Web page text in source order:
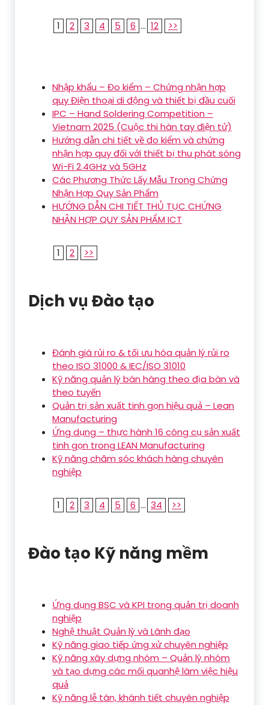
1 2 3 4 5 6 ... 12 >>
Nhập khẩu – Đo kiểm – Chứng nhận hợp
quy Điện thoại di động và thiết bị đầu cuối
IPC – Hand Soldering Competition –
Vietnam 2025 (Cuộc thi hàn tay điện tử)
Hướng dẫn chi tiết về đo kiểm và chứng
nhận hợp quy đối với thiết bị thu phát sóng
Wi-Fi 2.4GHz và 5GHz
Các Phương Thức Lấy Mẫu Trong Chứng
Nhận Hợp Quy Sản Phẩm
HƯỚNG DẪN CHI TIẾT THỦ TỤC CHỨNG
NHẬN HỢP QUY SẢN PHẨM ICT
1 2 >>
Dịch vụ Đào tạo
Đánh giá rủi ro & tối ưu hóa quản lý rủi ro
theo ISO 31000 & IEC/ISO 31010
Kỹ năng quản lý bán hàng theo địa bàn và
theo tuyến
Quản trị sản xuất tinh gọn hiệu quả – Lean
Manufacturing
Ứng dụng – thực hành 16 công cụ sản xuất
tinh gọn trong LEAN Manufacturing
Kỹ năng chăm sóc khách hàng chuyên
nghiệp
1 2 3 4 5 6 ... 34 >>
Đào tạo Kỹ năng mềm
Ứng dụng BSC và KPI trong quản trị doanh
nghiệp
Nghệ thuật Quản lý và Lãnh đạo
Kỹ năng giao tiếp ứng xử chuyên nghiệp
Kỹ năng xây dựng nhóm – Quản lý nhóm
và tạo dựng các mối quanhệ làm việc hiệu
quả
Kỹ năng lễ tân, khánh tiết chuyên nghiệp